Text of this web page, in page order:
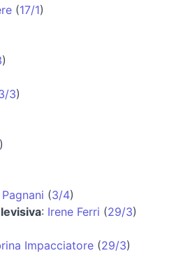
(17/1)
)
3)
)
(3/4)
: Irene Ferri (29/3)
Impacciatore (29/3)